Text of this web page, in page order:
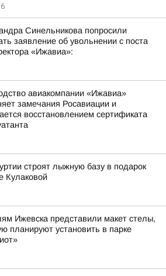
Синельникова попросили
заявление об увольнении с поста
«Ижавиа»:
авиакомпании «Ижавиа»
замечания Росавиации и
восстановлением сертификата
строят лыжную базу в подарок
Кулаковой
Ижевска представили макет стелы,
планируют установить в парке